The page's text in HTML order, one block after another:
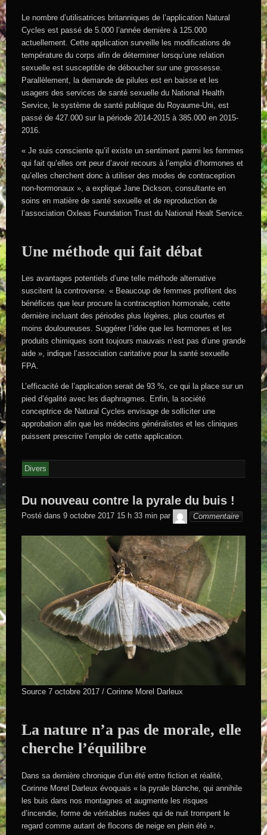
Le nombre d’utilisatrices britanniques de l’application Natural
Cycles est passé de 5.000 l’année dernière à 125.000
actuellement. Cette application surveille les modifications de
température du corps afin de déterminer lorsqu’une relation
sexuelle est susceptible de déboucher sur une grossesse.
Parallèlement, la demande de pilules est en baisse et les
usagers des services de santé sexuelle du National Health
Service, le système de santé publique du Royaume-Uni, est
passé de 427.000 sur la période 2014-2015 à 385.000 en 2015-
2016.
« Je suis consciente qu’il existe un sentiment parmi les femmes
qui fait qu’elles ont peur d’avoir recours à l’emploi d’hormones et
qu’elles cherchent donc à utiliser des modes de contraception
non-hormonaux », a expliqué Jane Dickson, consultante en
soins en matière de santé sexuelle et de reproduction de
l’association Oxleas Foundation Trust du National Healt Service.
Une méthode qui fait débat
Les avantages potentiels d’une telle méthode alternative
suscitent la controverse. « Beaucoup de femmes profitent des
bénéfices que leur procure la contraception hormonale, cette
dernière incluant des périodes plus légères, plus courtes et
moins douloureuses. Suggérer l’idée que les hormones et les
produits chimiques sont toujours mauvais n’est pas d’une grande
aide », indique l’association caritative pour la santé sexuelle
FPA.
L’efficacité de l’application serait de 93 %, ce qui la place sur un
pied d’égalité avec les diaphragmes. Enfin, la société
conceptrice de Natural Cycles envisage de solliciter une
approbation afin que les médecins généralistes et les cliniques
puissent prescrire l’emploi de cette application.
Divers
Du nouveau contre la pyrale du buis !
Posté dans 9 octobre 2017 15 h 33 min par
GEGE DE
SAINTAND
Commentaire
Source 7 octobre 2017 / Corinne Morel Darleux
La nature n’a pas de morale, elle
cherche l’équilibre
Dans sa dernière chronique d’un été entre fiction et réalité,
Corinne Morel Darleux évoquais « la pyrale blanche, qui annihile
les buis dans nos montagnes et augmente les risques
d’incendie, forme de véritables nuées qui de nuit trompent le
regard comme autant de flocons de neige en plein été ».